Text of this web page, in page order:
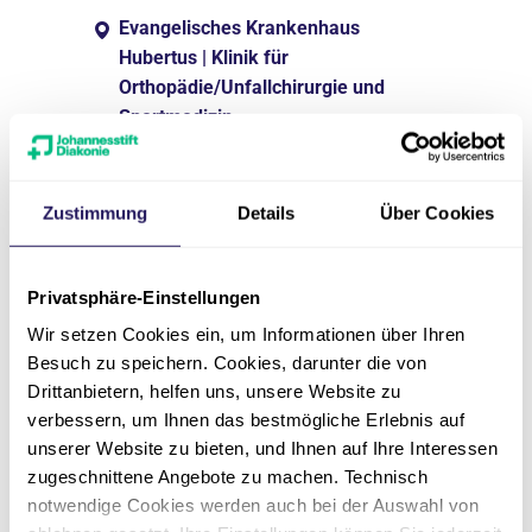
Zustimmung Details Über Cookies
Privatsphäre-Einstellungen
Wir setzen Cookies ein, um Informationen über Ihren
Besuch zu speichern. Cookies, darunter die von
Drittanbietern, helfen uns, unsere Website zu
verbessern, um Ihnen das bestmögliche Erlebnis auf
unserer Website zu bieten, und Ihnen auf Ihre Interessen
zugeschnittene Angebote zu machen. Technisch
notwendige Cookies werden auch bei der Auswahl von
Evangelisches Krankenhaus
Hubertus | Klinik für
Orthopädie/Unfallchirurgie und
Sportmedizin
Leiter des Zentrums für
Neurotraumatologie (ZWN)
Facharzt für Neurochirurgie
Zertifizierter Wirbelsäulenchirurg
Basis- und Masterzertifikat der
Deutschen Wirbelsäulengesellschaft
(DWG)
European Spine Course Diploma
(Eurospine)